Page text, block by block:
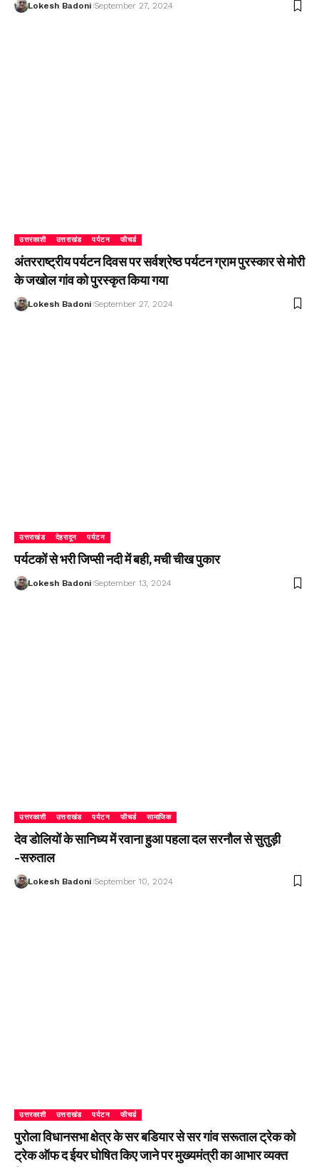
Lokesh Badoni September 27, 2024
उत्तरकाशी उत्तराखंड पर्यटन फीचर्ड
अंतरराष्ट्रीय पर्यटन दिवस पर सर्वश्रेष्ठ पर्यटन ग्राम पुरस्कार से मोरी
के जखोल गांव को पुरस्कृत किया गया
Lokesh Badoni September 27, 2024
उत्तराखंड देहरादून पर्यटन
पर्यटकों से भरी जिप्सी नदी में बही, मची चीख पुकार
Lokesh Badoni September 13, 2024
उत्तरकाशी उत्तराखंड पर्यटन फीचर्ड सामाजिक
देव डोलियों के सानिध्य में रवाना हुआ पहला दल सरनौल से सुतुड़ी
-सरुताल
Lokesh Badoni September 10, 2024
उत्तरकाशी उत्तराखंड पर्यटन फीचर्ड
पुरोला विधानसभा क्षेत्र के सर बडियार से सर गांव सरूताल ट्रेक को
ट्रेक ऑफ द ईयर घोषित किए जाने पर मुख्यमंत्री का आभार व्यक्त